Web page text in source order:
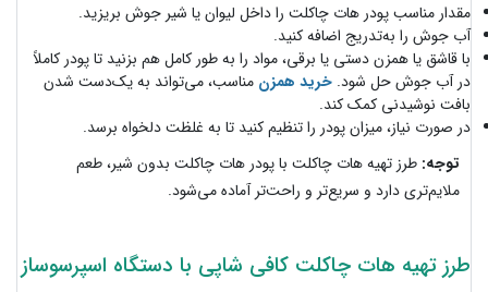
مقدار مناسب پودر هات چاکلت را داخل لیوان یا شیر جوش بریزید.
آب جوش را به‌تدریج اضافه کنید.
با قاشق یا همزن دستی یا برقی، مواد را به طور کامل هم بزنید تا پودر کاملاً
در آب جوش حل شود. خرید همزن مناسب، می‌تواند به یک‌دست شدن
بافت نوشیدنی کمک کند.
در صورت نیاز، میزان پودر را تنظیم کنید تا به غلظت دلخواه برسد.
توجه: طرز تهیه هات چاکلت با پودر هات چاکلت بدون شیر، طعم
ملایم‌تری دارد و سریع‌تر و راحت‌تر آماده می‌شود.
طرز تهیه هات چاکلت کافی شاپی با دستگاه اسپرسوساز